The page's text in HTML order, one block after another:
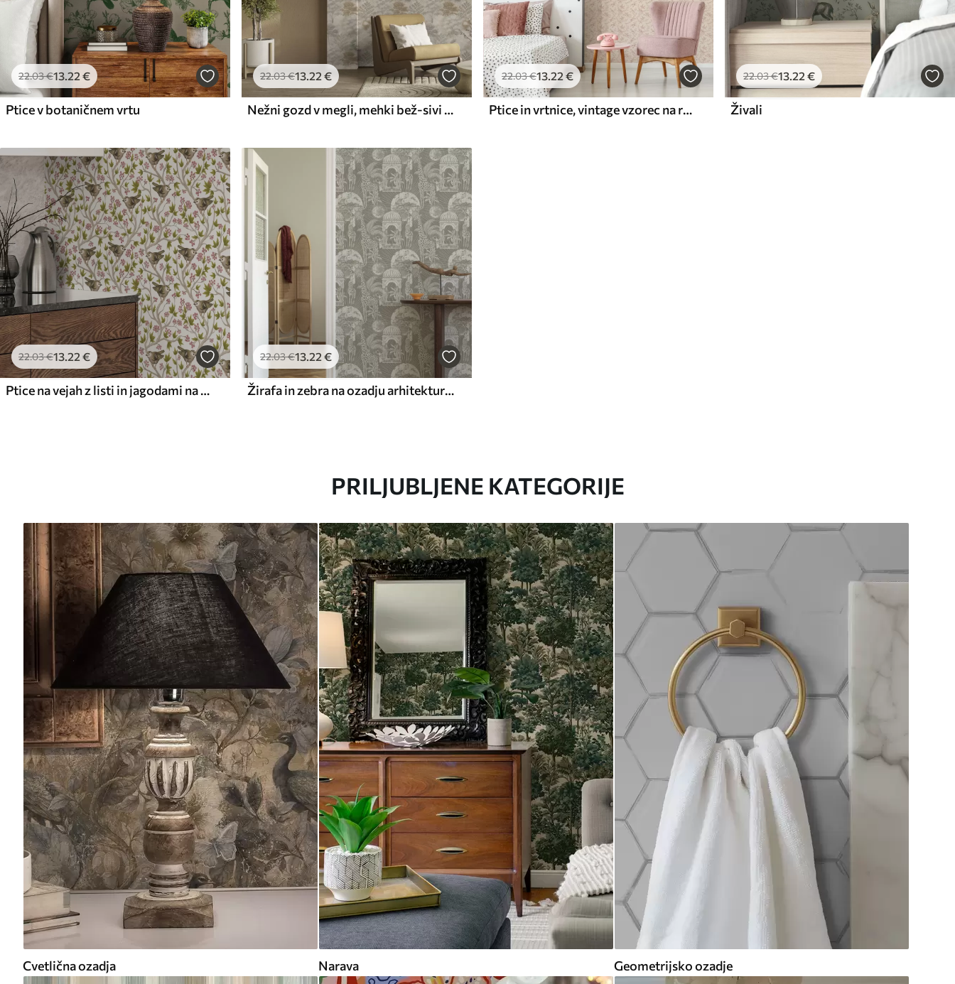
22.03€13.22 €
Ptice v botaničnem vrtu
22.03€13.22 €
Nežni gozd v megli, mehki bež-sivi toni
22.03€13.22 €
Ptice in vrtnice, vintage vzorec na roza barvi
22.03€13.22 €
Živali
22.03€13.22 €
Ptice na vejah z listi in jagodami na belem ozadju
22.03€13.22 €
Žirafa in zebra na ozadju arhitekture in tropskih dreves
PRILJUBLJENE KATEGORIJE
Cvetlična ozadja Narava Geometrijsko ozadje